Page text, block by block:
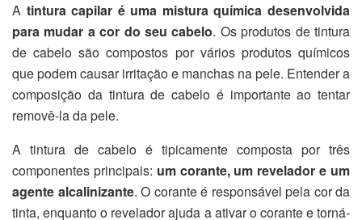
A tintura capilar é uma mistura química desenvolvida
para mudar a cor do seu cabelo. Os produtos de tintura
de cabelo são compostos por vários produtos químicos
que podem causar irritação e manchas na pele. Entender a
composição da tintura de cabelo é importante ao tentar
removê-la da pele.
A tintura de cabelo é tipicamente composta por três
componentes principais: um corante, um revelador e um
agente alcalinizante. O corante é responsável pela cor da
tinta, enquanto o revelador ajuda a ativar o corante e torná-